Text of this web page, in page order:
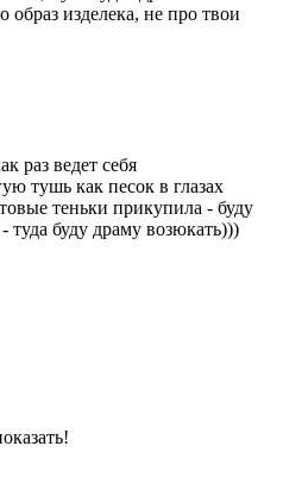
образ изделека, не про твои
раз ведет себя
тушь как песок в глазах
теньки прикупила - буду
туда буду драму возюкать)))